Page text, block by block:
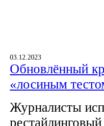
03.12.2023
Обновлённый
«лосиным
Журналисты